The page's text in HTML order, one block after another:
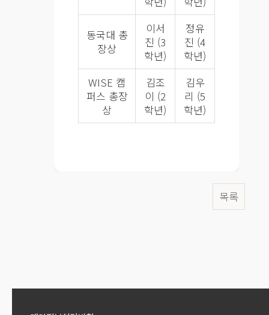
동국대 총
장상
이서
진 (3
학년)
정유
진 (4
학년)
WISE 캠
퍼스 총장
상
김조
이 (2
학년)
김우
리 (5
학년)
목록